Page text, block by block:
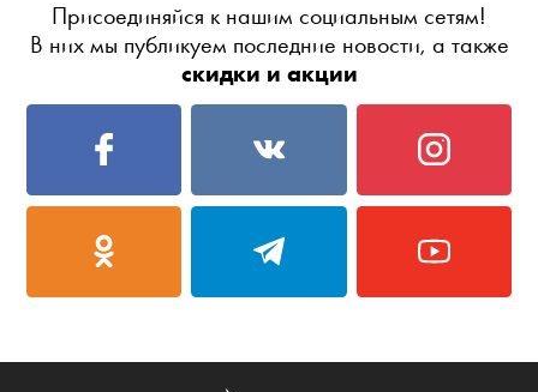
Присоединяйся к нашим социальным сетям!
В них мы публикуем последние новости, а также
скидки и акции